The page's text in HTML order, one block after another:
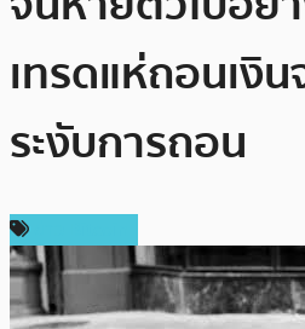
เทรดแห่ถอนเงิ
ระงับการถอน